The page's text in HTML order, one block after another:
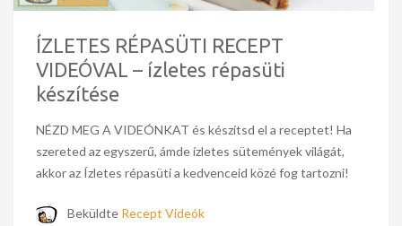
ÍZLETES RÉPASÜTI RECEPT
VIDEÓVAL – ízletes répasüti
készítése
NÉZD MEG A VIDEÓNKAT és készítsd el a receptet! Ha
szereted az egyszerű, ámde ízletes sütemények világát,
akkor az Ízletes répasüti a kedvenceid közé fog tartozni!
Beküldte Recept Videók